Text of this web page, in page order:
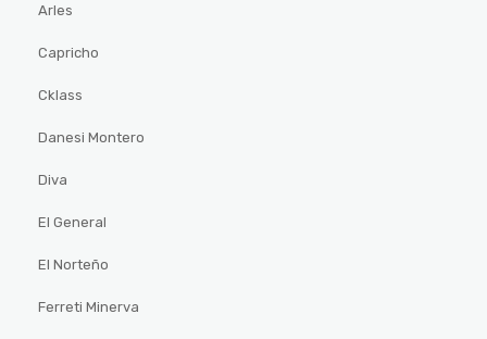
Arles
Capricho
Cklass
Danesi Montero
Diva
El General
El Norteño
Ferreti Minerva